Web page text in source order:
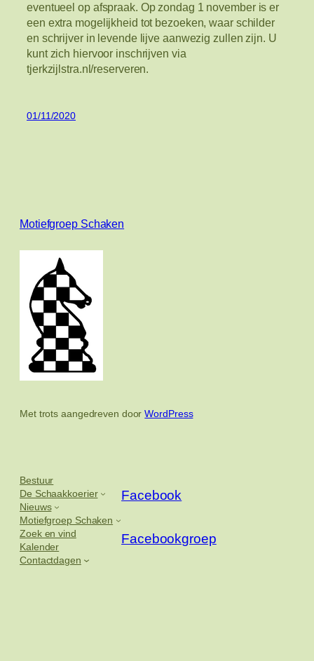
eventueel op afspraak. Op zondag 1 november is er
een extra mogelijkheid tot bezoeken, waar schilder
en schrijver in levende lijve aanwezig zullen zijn. U
kunt zich hiervoor inschrijven via
tjerkzijlstra.nl/reserveren.
01/11/2020
Motiefgroep Schaken
Met trots aangedreven doorWordPress
Bestuur
De Schaakkoerier
Nieuws
Motiefgroep Schaken
Zoek en vind
Kalender
Contactdagen
Facebook
Facebookgroep